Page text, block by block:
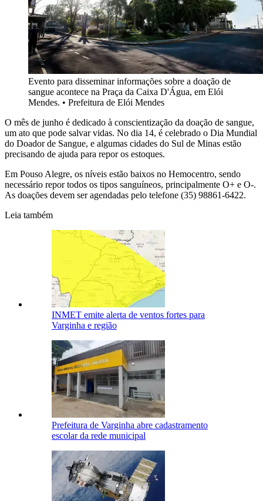
Evento para disseminar informações sobre a doação de
sangue acontece na Praça da Caixa D'Água, em Elói
Mendes. • Prefeitura de Elói Mendes
O mês de junho é dedicado à conscientização da doação de sangue,
um ato que pode salvar vidas. No dia 14, é celebrado o Dia Mundial
do Doador de Sangue, e algumas cidades do Sul de Minas estão
precisando de ajuda para repor os estoques.
Em Pouso Alegre, os níveis estão baixos no Hemocentro, sendo
necessário repor todos os tipos sanguíneos, principalmente O+ e O-.
As doações devem ser agendadas pelo telefone (35) 98861-6422.
Leia também
INMET emite alerta de ventos fortes para
Varginha e região
Prefeitura de Varginha abre cadastramento
escolar da rede municipal